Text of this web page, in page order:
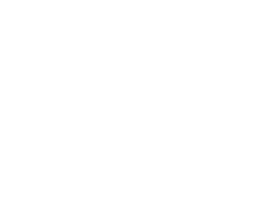
Rubio i Miliband
Evropa mora
ulogu u
Zbog požara u
Kini evakuisano